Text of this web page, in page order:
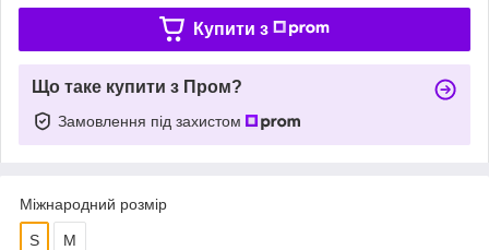
Купити з
Що таке купити з Пром?
Замовлення під захистом
Міжнародний розмір
S M